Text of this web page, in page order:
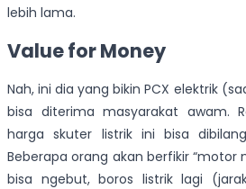
lebih lama.
Value for Money
Nah, ini dia yang bikin PCX elektrik
bisa diterima masyarakat awam.
harga skuter listrik ini bisa
Beberapa orang akan berfikir
bisa ngebut, boros listrik lagi